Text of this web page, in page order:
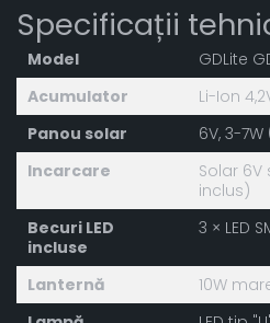
Specificații
Model
GDLite
Acumulator
Li-Ion
Panou solar
6V, 3-
Incarcare
Solar
inclus)
Becuri LED
incluse
3 × LED
Lanternă
10W